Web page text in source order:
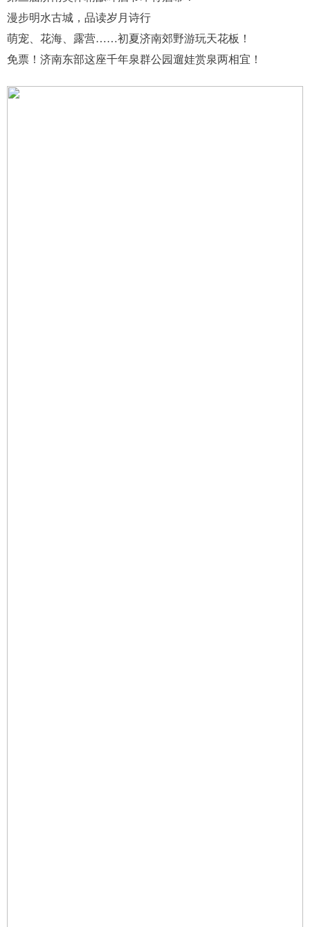
漫步明水古城，品读岁月诗行
萌宠、花海、露营……初夏济南郊野游玩天花板！
免票！济南东部这座千年泉群公园遛娃赏泉两相宜！